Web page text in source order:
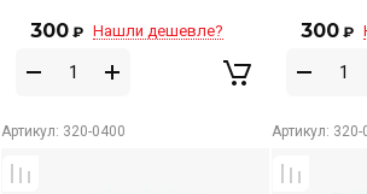
300 ₽ Нашли дешевле? 300 ₽
Артикул: 320-0400 Артикул: 320-